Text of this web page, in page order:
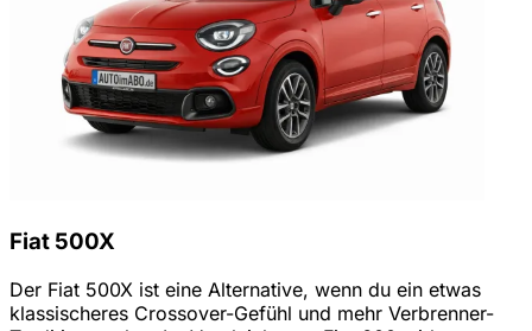
Fiat 500X
Der Fiat 500X ist eine Alternative, wenn du ein etwas
klassischeres Crossover-Gefühl und mehr Verbrenner-